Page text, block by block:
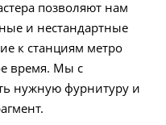
позволяют нам
и нестандартные
к станциям метро
время. Мы с
нужную фурнитуру и